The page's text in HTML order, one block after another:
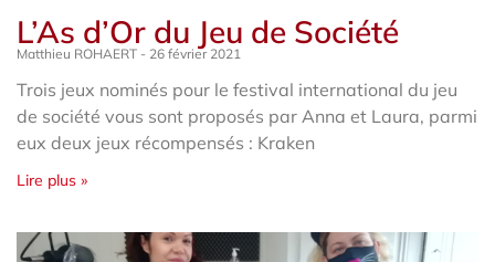
L’As d’Or du Jeu de Société
Matthieu ROHAERT 26 février 2021
Trois jeux nominés pour le festival international du jeu
de société vous sont proposés par Anna et Laura, parmi
eux deux jeux récompensés : Kraken
Lire plus »